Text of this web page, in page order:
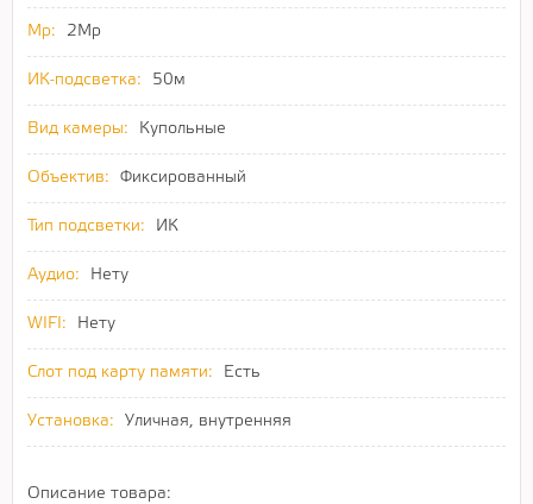
Mp: 2Mp
ИК-подсветка: 50м
Вид камеры: Купольные
Объектив: Фиксированный
Тип подсветки: ИК
Аудио: Нету
WIFI: Нету
Слот под карту памяти: Есть
Установка: Уличная, внутренняя
Описание товара: